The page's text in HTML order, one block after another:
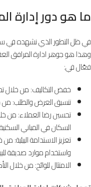
ما هو دور إدارة
في ظل التطور الذي نشهده في سوق
وهذا هو جوهر ادارة المرافق
فعّال في:
خفض التكاليف: من خلال
تنسيق العرض والطلب: من
تحسين رضا العملاء: من
السكان في المباني
تعزيز الاستدامة البيئية:
واستخدام موارد صديقة
الامتثال للوائح: من خلال